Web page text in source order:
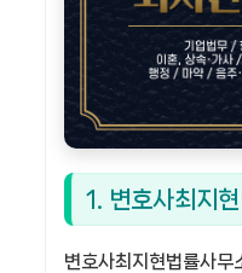
1. 변호사최지
변호사최지현법률사무